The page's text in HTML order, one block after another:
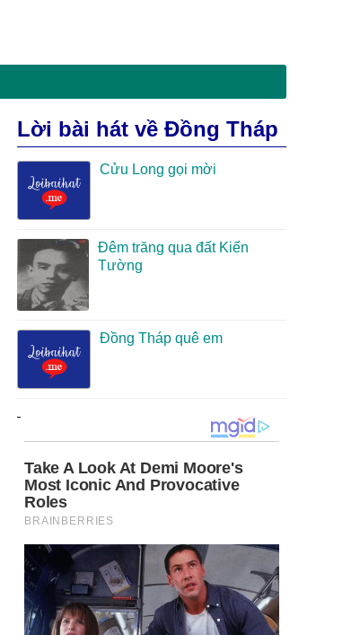
Lời bài hát về Đồng Tháp
Cửu Long gọi mời
Đêm trăng qua đất Kiến
Tường
Đồng Tháp quê em